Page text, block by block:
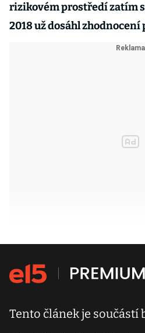
rizikovém prostředí zatím
2018 už dosáhl zhodnocení
Tento článek je součástí